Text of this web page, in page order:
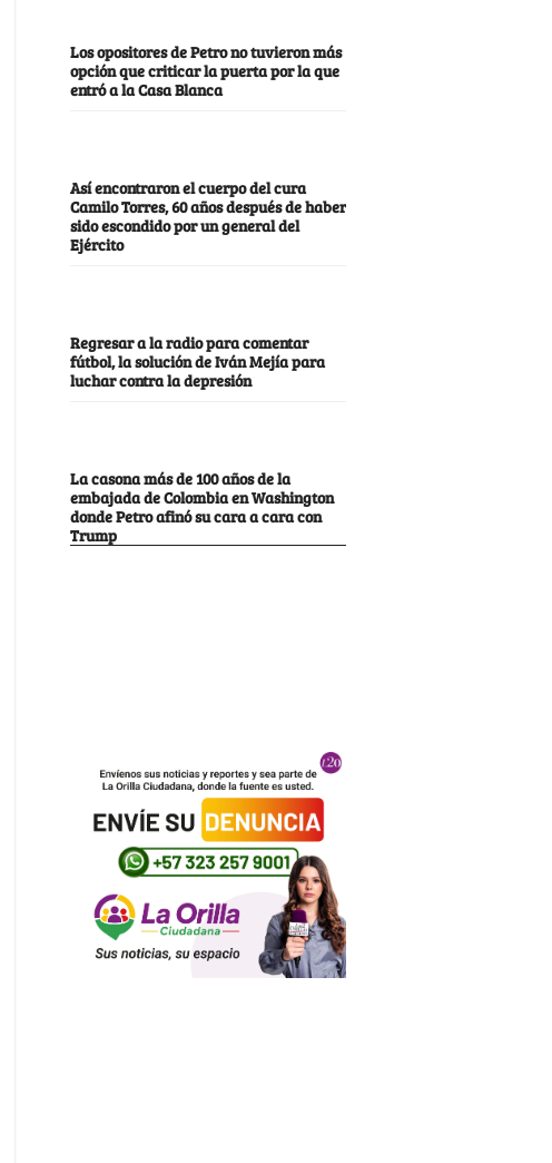
Los opositores de Petro no tuvieron más
opción que criticar la puerta por la que
entró a la Casa Blanca
Así encontraron el cuerpo del cura
Camilo Torres, 60 años después de haber
sido escondido por un general del
Ejército
Regresar a la radio para comentar
fútbol, la solución de Iván Mejía para
luchar contra la depresión
La casona más de 100 años de la
embajada de Colombia en Washington
donde Petro afinó su cara a cara con
Trump